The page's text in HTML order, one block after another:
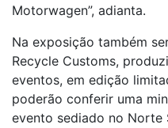
Motorwagen”, adianta.
Na exposição também
Recycle Customs,
eventos, em edição
poderão conferir uma
evento sediado no Norte